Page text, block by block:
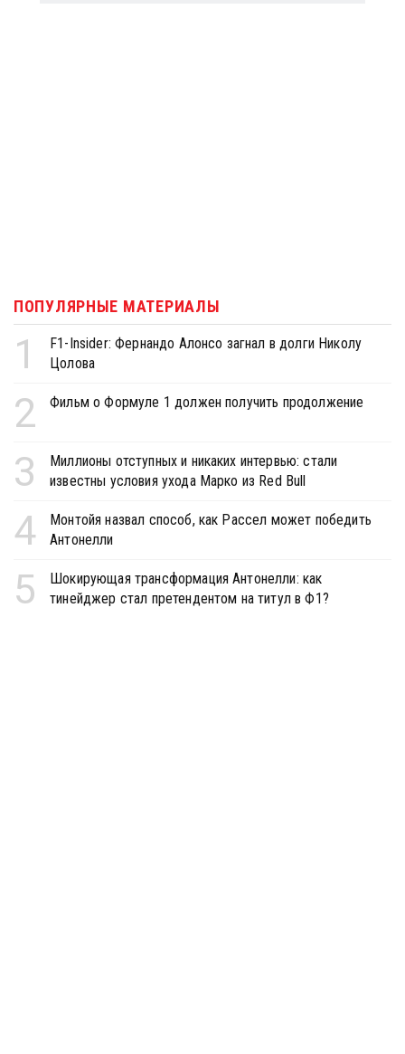
ПОПУЛЯРНЫЕ МАТЕРИАЛЫ
1
F1-Insider: Фернандо Алонсо загнал в долги Николу
Цолова
2 Фильм о Формуле 1 должен получить продолжение
3
Миллионы отступных и никаких интервью: стали
известны условия ухода Марко из Red Bull
4
Монтойя назвал способ, как Рассел может победить
Антонелли
5
Шокирующая трансформация Антонелли: как
тинейджер стал претендентом на титул в Ф1?